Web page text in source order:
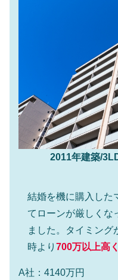
2011年建築/
結婚を機に購入した
てローンが厳しくな
ました。タイミング
時より 700万以上高
A社：4140万円